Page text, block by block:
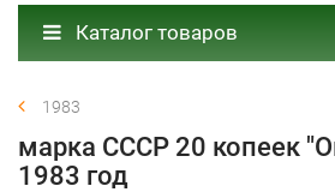
Каталог товаров
1983
марка СССР 20 копеек
1983 год